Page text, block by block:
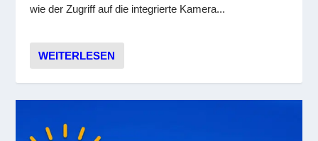
wie der Zugriff auf die integrierte Kamera...
WEITERLESEN